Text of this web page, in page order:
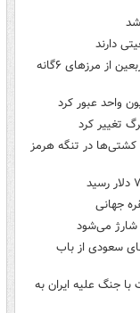
دارند
تردد ۵.۶میلیون زائر اربعین از مرزهای ۶گانه
تغییر کرد
کشتی‌ها در تنگه هرمز
جهانی
شارژ می‌شود
سعودی از باب
با جنگ علیه ایران به